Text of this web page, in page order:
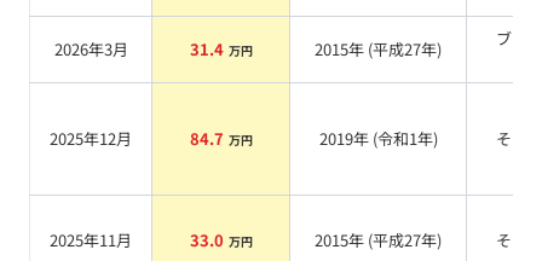
2026年3月 31.4 万円 2015年 (平成27年)
ブラ
2025年12月 84.7 万円 2019年 (令和1年) その他
2025年11月 33.0 万円 2015年 (平成27年) その他